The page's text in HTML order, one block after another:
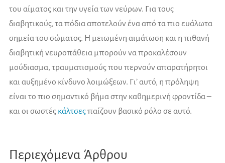
του αίματος και την υγεία των νεύρων. Για τους
διαβητικούς, τα πόδια αποτελούν ένα από τα πιο ευάλωτα
σημεία του σώματος. Η μειωμένη αιμάτωση και η πιθανή
διαβητική νευροπάθεια μπορούν να προκαλέσουν
μούδιασμα, τραυματισμούς που περνούν απαρατήρητοι
και αυξημένο κίνδυνο λοιμώξεων. Γι’ αυτό, η πρόληψη
είναι το πιο σημαντικό βήμα στην καθημερινή φροντίδα –
και οι σωστές κάλτσεςπαίζουν βασικό ρόλο σε αυτό.
Περιεχόμενα Άρθρου